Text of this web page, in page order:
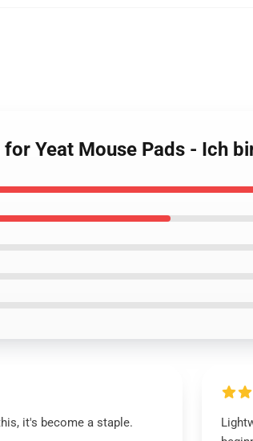
Yeat Mouse Pads - Ich
it's become a staple.